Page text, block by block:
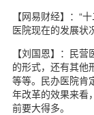
【网易财经】：“
医院现在的发展状
【刘国恩】：民
的形式，还有其他
等等。民办医院肯
年改革的效果来看
前要大得多。